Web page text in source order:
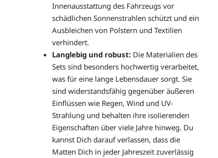
Innenausstattung des Fahrzeugs vor
schädlichen Sonnenstrahlen schützt und ein
Ausbleichen von Polstern und Textilien
verhindert.
Langlebig und robust: Die Materialien des
Sets sind besonders hochwertig verarbeitet,
was für eine lange Lebensdauer sorgt. Sie
sind widerstandsfähig gegenüber äußeren
Einflüssen wie Regen, Wind und UV-
Strahlung und behalten ihre isolierenden
Eigenschaften über viele Jahre hinweg. Du
kannst Dich darauf verlassen, dass die
Matten Dich in jeder Jahreszeit zuverlässig